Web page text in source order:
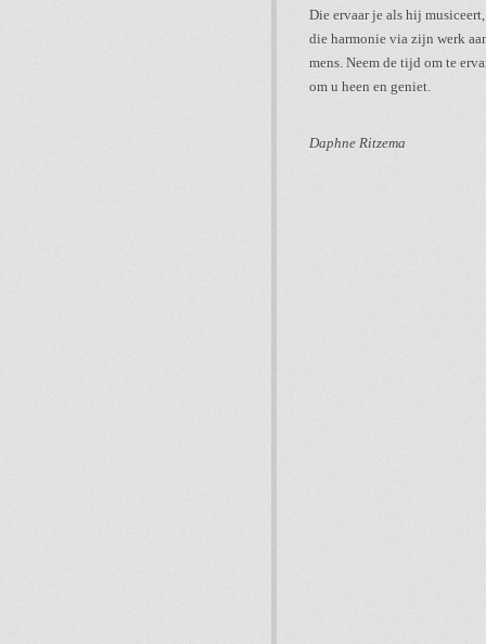
Die ervaar je als hij
die harmonie via zijn werk
mens. Neem de tijd om te
om u heen en geniet.
Daphne Ritzema